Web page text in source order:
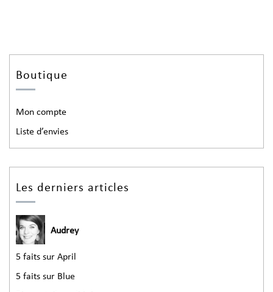
Boutique
Mon compte
Liste d’envies
Les derniers articles
Audrey
5 faits sur April
5 faits sur Blue